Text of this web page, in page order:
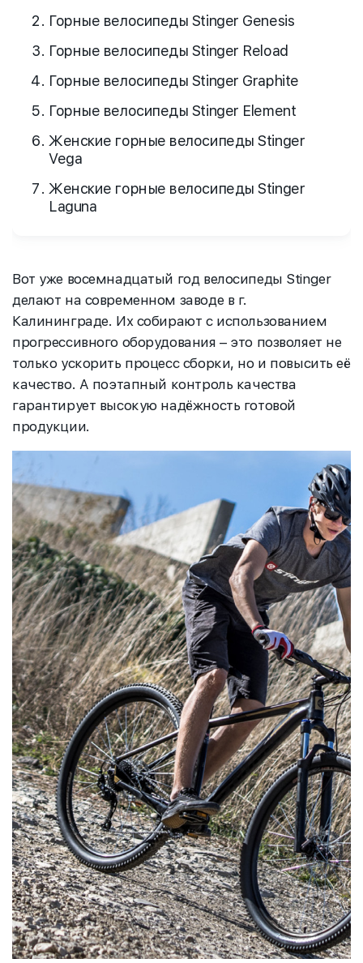
Горные велосипеды Stinger Genesis
Горные велосипеды Stinger Reload
Горные велосипеды Stinger Graphite
Горные велосипеды Stinger Element
Женские горные велосипеды Stinger
Vega
Женские горные велосипеды Stinger
Laguna
Вот уже восемнадцатый год велосипеды Stinger
делают на современном заводе в г.
Калининграде. Их собирают с использованием
прогрессивного оборудования – это позволяет не
только ускорить процесс сборки, но и повысить её
качество. А поэтапный контроль качества
гарантирует высокую надёжность готовой
продукции.